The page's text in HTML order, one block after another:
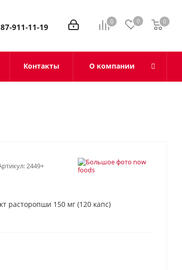
0 0 0
0
911-11-19
Контакты О компании
2449+
расторопши 150 мг (120 капс)